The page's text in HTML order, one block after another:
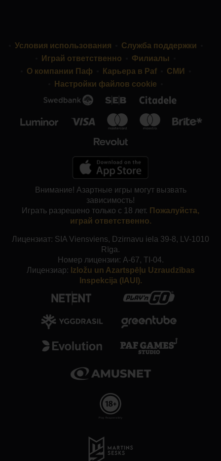
Условия использования
Служба поддержки
Играй ответственно
Филиалы
О компании Паф
Карьера в Paf
СМИ
Настройки файлов cookie
Внимание! Азартные игры могут вызвать
зависимость!
Играть разрешено только с 18 лет. Пожалуйста,
играй ответственно.
Лицензиат: SIA Viensviens, Dzirnavu iela 39-8, LV-1010
Rīga.
Номер лицензии: A-67, TI-04.
Лицензиар: Izložu un Azartspēļu Uzraudzības
Inspekcija (IAUI).